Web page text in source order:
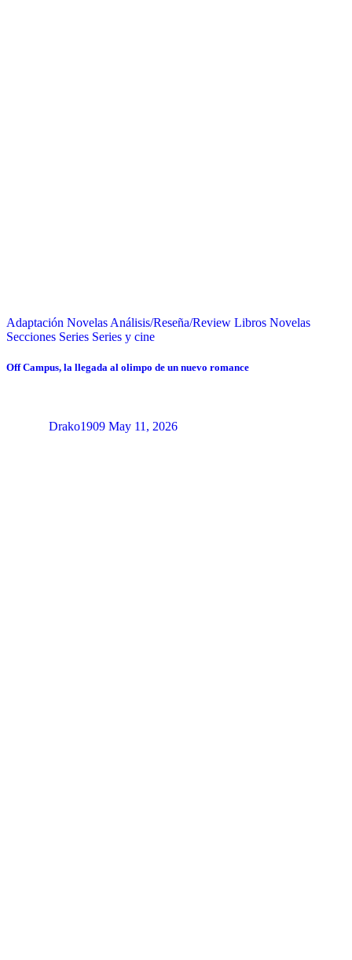
Adaptación Novelas Análisis/Reseña/Review Libros Novelas
Secciones Series Series y cine
Off Campus, la llegada al olimpo de un nuevo romance
Drako1909 May 11, 2026